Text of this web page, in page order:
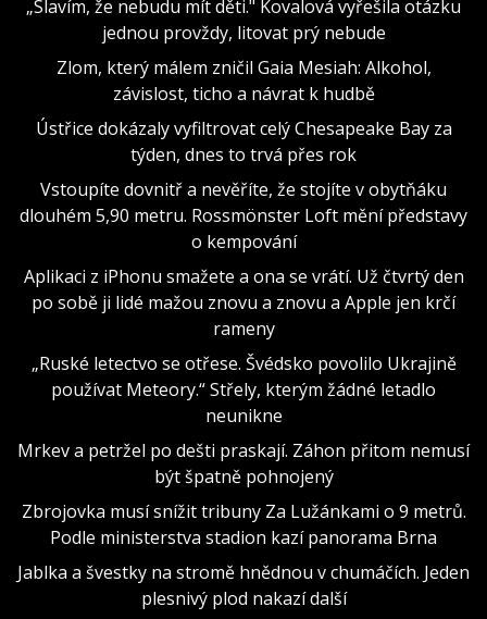
„Slavím, že nebudu mít děti." Kovalová vyřešila otázku
jednou provždy, litovat prý nebude
Zlom, který málem zničil Gaia Mesiah: Alkohol,
závislost, ticho a návrat k hudbě
Ústřice dokázaly vyfiltrovat celý Chesapeake Bay za
týden, dnes to trvá přes rok
Vstoupíte dovnitř a nevěříte, že stojíte v obytňáku
dlouhém 5,90 metru. Rossmönster Loft mění představy
o kempování
Aplikaci z iPhonu smažete a ona se vrátí. Už čtvrtý den
po sobě ji lidé mažou znovu a znovu a Apple jen krčí
rameny
„Ruské letectvo se otřese. Švédsko povolilo Ukrajině
používat Meteory.“ Střely, kterým žádné letadlo
neunikne
Mrkev a petržel po dešti praskají. Záhon přitom nemusí
být špatně pohnojený
Zbrojovka musí snížit tribuny Za Lužánkami o 9 metrů.
Podle ministerstva stadion kazí panorama Brna
Jablka a švestky na stromě hnědnou v chumáčích. Jeden
plesnivý plod nakazí další